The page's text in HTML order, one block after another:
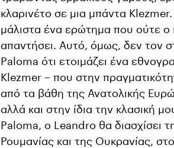
κλαρινέτο σε μια μπάντα
μάλιστα ένα ερώτημα που ούτε ο
απαντήσει. Αυτό, όμως, δεν τον
Paloma ότι ετοιμάζει ένα
Klezmer – που στην
από τα βάθη της Ανατολικής
αλλά και στην ίδια την κλασική
Paloma, ο Leandro θα διασχίσει
Ρουμανίας και της Ουκρανίας,